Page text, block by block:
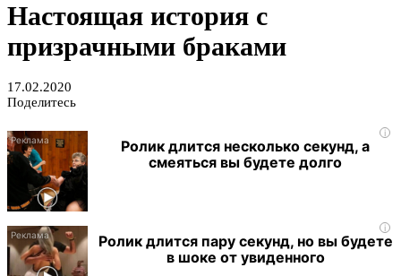
Настоящая история с
призрачными браками
17.02.2020
Поделитесь
i
Ролик длится несколько секунд, а
смеяться вы будете долго
i
Ролик длится пару секунд, но вы будете
в шоке от увиденного